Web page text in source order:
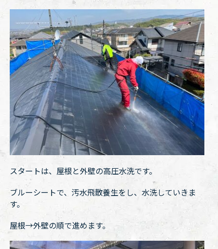
スタートは、屋根と外壁の高圧水洗です。
ブルーシートで、汚水飛散養生をし、水洗していきま
す。
屋根→外壁の順で進めます。